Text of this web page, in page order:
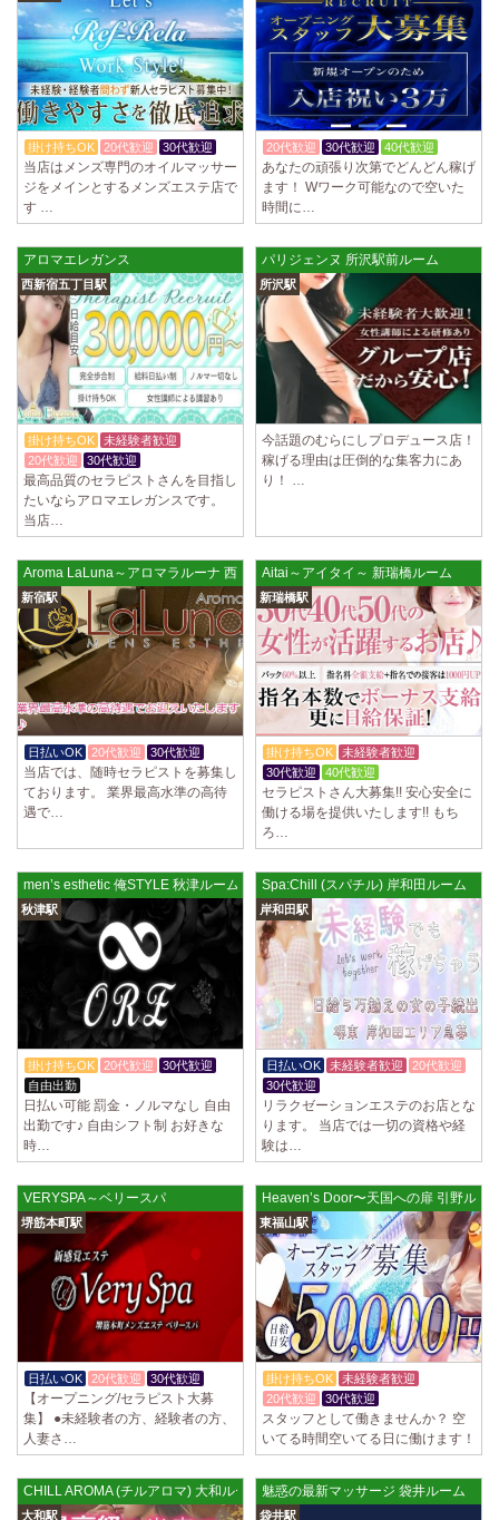
2025/04/02[千歳烏山駅]
LoveCHU (ラブチュ) 千歳烏山ルーム
やる気のあるセラピスト大募集！ 「本気で稼ぎたい！」「もっと人気セ
ラピストになりたい！」 そんなあなたを全力でサポートします…
2025/03/31[八王子駅]
Diamond～ダイヤモンド～
只今NEW OPENにつきセラピストが不足しています！ 今後も新規出店が
続くため、一緒に働いてくれるセラピストを大募集します！ 女性…
2025/03/29[自由が丘駅]
LIVSPA (リブスパ) 自由が丘ルーム
当店の募集は嘘偽り等なく、記載通りにしっかりお給料をお支払いさせ
ていただきます。 とても働きやすいお店作りを心がけております…
2025/03/29[川崎駅]
LIVSPA (リブスパ) 川崎ルーム
当店の募集は嘘偽り等なく、記載通りにしっかりお給料をお支払いさせ
ていただきます。 とても働きやすいお店作りを心がけております…
2025/03/29[蒲田駅]
LIVSPA (リブスパ) 蒲田ルーム
当店の募集は嘘偽り等なく、記載通りにしっかりお給料をお支払いさせ
ていただきます。 とても働きやすいお店作りを心がけております…
2025/03/28[恵比寿駅]
大人の隠れ家 恵比寿ルーム
初めまして、大人の隠れ家の女店長です。 当店では業界の闇である講習
時のセクハラを撲滅するために女店長または在籍セラピストが講…
2025/03/28
[渋谷駅]
大人の隠れ家 渋谷ルーム
初めまして、大人の隠れ家の女店長です。 当店では業界の闇である講習
時のセクハラを撲滅するために女店長または在籍セラピストが講…
2025/03/28
[亀有駅]
aroma Angel
セラピストさんを大募集しております 完全歩合で50%〜60%以上！！ 掛
2025/03/28[東海学園前駅]
デビルキャット
24時間営業！自由シフトで好きな時間に働ける 未経験者歓迎♪個室待機
でゆっくり自分の好きな事ができます♪ 可愛い制服もご用意して…
掛け持ちOK 20代歓迎 30代歓迎
当店はメンズ専門のオイルマッサー
ジをメインとするメンズエステ店で
す …
20代歓迎 30代歓迎 40代歓迎
あなたの頑張り次第でどんどん稼げ
ます！ Wワーク可能なので空いた
時間に…
アロマエレガンス
西新宿五丁目駅
掛け持ちOK
未経験者歓迎
20代歓迎
30代歓迎
最高品質のセラピストさんを目指し
たいならアロマエレガンスです。
当店…
パリジェンヌ 所沢駅前ルーム
所沢駅
今話題のむらにしプロデュース店！
稼げる理由は圧倒的な集客力にあ
り！ …
Aroma LaLuna～アロマラルーナ 西新宿3丁目ルーム
新宿駅
日払いOK 20代歓迎 30代歓迎
当店では、随時セラピストを募集し
ております。 業界最高水準の高待
遇で…
Aitai～アイタイ～ 新瑞橋ルーム
新瑞橋駅
掛け持ちOK
未経験者歓迎
30代歓迎
40代歓迎
セラピストさん大募集!! 安心安全に
働ける場を提供いたします!! もち
ろ…
men’s esthetic 俺STYLE 秋津ルーム
秋津駅
掛け持ちOK 20代歓迎
30代歓迎
自由出勤
日払い可能 罰金・ノルマなし 自由
出勤です♪ 自由シフト制 お好きな
時…
Spa:Chill (スパチル) 岸和田ルーム
岸和田駅
日払いOK 未経験者歓迎
20代歓迎
30代歓迎
リラクゼーションエステのお店とな
ります。 当店では一切の資格や経
験は…
VERYSPA～ベリースパ
堺筋本町駅
日払いOK 20代歓迎 30代歓迎
【オープニング/セラピスト大募
集】 ●未経験者の方、経験者の方、
人妻さ…
Heaven’s Door〜天国への扉 引野ルー
東福山駅
掛け持ちOK
未経験者歓迎
20代歓迎
30代歓迎
スタッフとして働きませんか？ 空
いてる時間空いてる日に働けます！
CHILL AROMA (チルアロマ) 大和ルーム
大和駅
魅惑の最新マッサージ 袋井ルーム
袋井駅